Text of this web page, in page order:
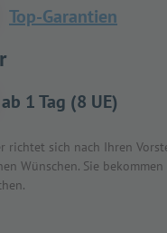
Top-Garantien
ab 1 Tag (8 UE)
richtet sich nach Ihren
Wünschen. Sie bekommen